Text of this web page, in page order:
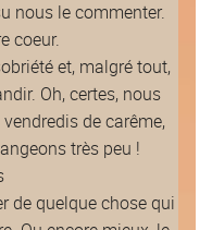
nous le commenter.
coeur.
et, malgré tout,
Oh, certes, nous
de carême,
très peu !
de quelque chose qui